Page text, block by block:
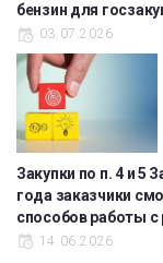
бензин для
03.07.2026
Закупки по п. 4 и 5
года заказчики
способов работы с
14.06.2026